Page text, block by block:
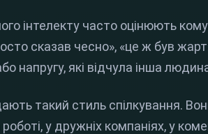
інтелекту часто оцінюють
сказав чесно», «це ж був
напругу, які відчула інша
такий стиль спілкування.
у дружніх компаніях, у